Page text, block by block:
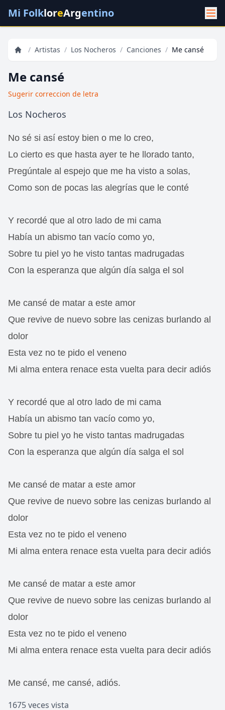
Mi FolkloreArgentino
/ Artistas / Los Nocheros / Canciones / Me cansé
Me cansé
Sugerir correccion de letra
Los Nocheros
No sé si así estoy bien o me lo creo,
Lo cierto es que hasta ayer te he llorado tanto,
Pregúntale al espejo que me ha visto a solas,
Como son de pocas las alegrías que le conté
Y recordé que al otro lado de mi cama
Había un abismo tan vacío como yo,
Sobre tu piel yo he visto tantas madrugadas
Con la esperanza que algún día salga el sol
Me cansé de matar a este amor
Que revive de nuevo sobre las cenizas burlando al
dolor
Esta vez no te pido el veneno
Mi alma entera renace esta vuelta para decir adiós
Y recordé que al otro lado de mi cama
Había un abismo tan vacío como yo,
Sobre tu piel yo he visto tantas madrugadas
Con la esperanza que algún día salga el sol
Me cansé de matar a este amor
Que revive de nuevo sobre las cenizas burlando al
dolor
Esta vez no te pido el veneno
Mi alma entera renace esta vuelta para decir adiós
Me cansé de matar a este amor
Que revive de nuevo sobre las cenizas burlando al
dolor
Esta vez no te pido el veneno
Mi alma entera renace esta vuelta para decir adiós
Me cansé, me cansé, adiós.
1675 veces vista